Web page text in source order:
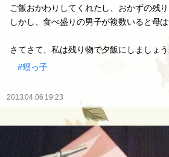
ご飯おかわりしてくれたし、おかずの残り
しかし、食べ盛りの男子が複数いると母
さてさて、私は残り物で夕飯にしましょ
#甥っ子
2013.04.06 19:23